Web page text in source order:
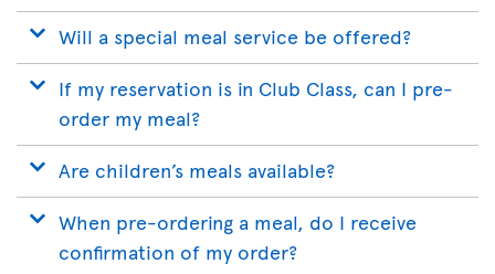
Will a special meal service be offered?
If my reservation is in Club Class, can I pre-
order my meal?
Are children’s meals available?
When pre-ordering a meal, do I receive
confirmation of my order?